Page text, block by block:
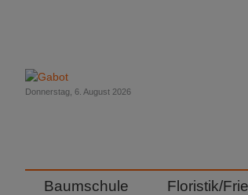
Donnerstag, 6. August 2026
Baumschule Floristik/